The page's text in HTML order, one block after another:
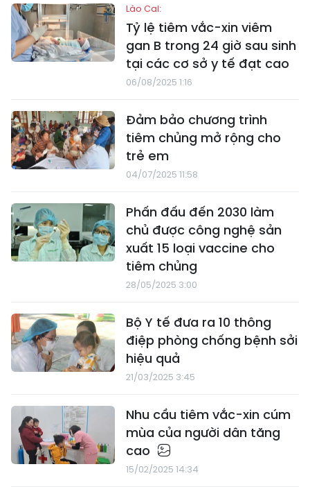
Lào Cai:
Tỷ lệ tiêm vắc-xin viêm
gan B trong 24 giờ sau sinh
tại các cơ sở y tế đạt cao
06/08/2025 1:16
Đảm bảo chương trình
tiêm chủng mở rộng cho
trẻ em
04/07/2025 11:58
Phấn đấu đến 2030 làm
chủ được công nghệ sản
xuất 15 loại vaccine cho
tiêm chủng
28/05/2025 3:00
Bộ Y tế đưa ra 10 thông
điệp phòng chống bệnh sởi
hiệu quả
21/03/2025 3:45
Nhu cầu tiêm vắc-xin cúm
mùa của người dân tăng
cao
15/02/2025 14:34